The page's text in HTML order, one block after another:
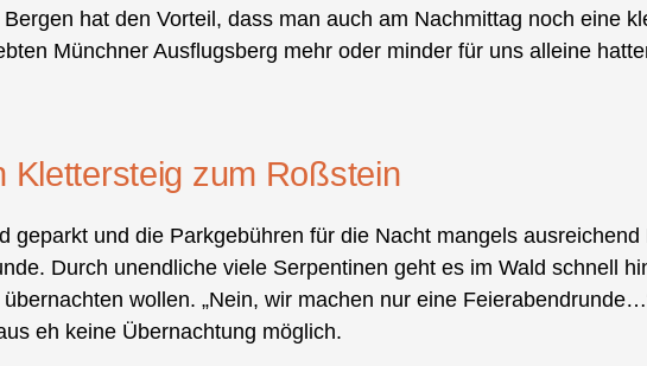
Bergen hat den Vorteil, dass man auch am Nachmittag noch eine
Münchner Ausflugsberg mehr oder minder für uns alleine
Klettersteig zum Roßstein
geparkt und die Parkgebühren für die Nacht mangels
Durch unendliche viele Serpentinen geht es im Wald schnell
wollen. „Nein, wir machen nur eine
eh keine Übernachtung möglich.